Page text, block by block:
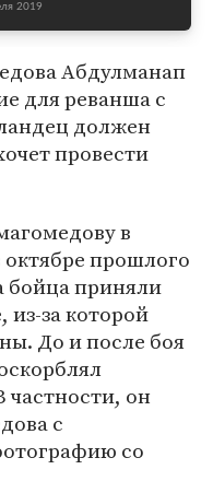
2019
Абдулманап
для реванша с
должен
провести
в
октябре прошлого
бойца приняли
из-за которой
До и после боя
частности, он
с
со